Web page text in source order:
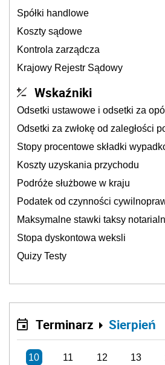
Spółki handlowe
Koszty sądowe
Kontrola zarządcza
Krajowy Rejestr Sądowy
Wskaźniki
Odsetki ustawowe i odsetki za
Odsetki za zwłokę od zaległości
Stopy procentowe składki
Koszty uzyskania przychodu
Podróże służbowe w kraju
Podatek od czynności
Maksymalne stawki taksy
Stopa dyskontowa weksli
Quizy Testy
Terminarz Sierpień
10 11 12 13